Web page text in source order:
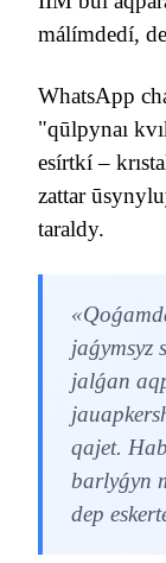
málímdedí,
WhatsApp
"qūlpynaı
esírtkí –
zattar
taraldy.
jaǵymsyz
jalǵan
qajet.
barlyǵyn
dep